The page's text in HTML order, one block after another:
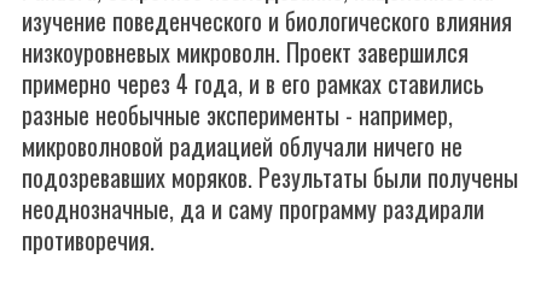
изучение поведенческого и биологического влияния
низкоуровневых микроволн. Проект завершился
примерно через 4 года, и в его рамках ставились
разные необычные эксперименты - например,
микроволновой радиацией облучали ничего не
подозревавших моряков. Результаты были получены
неоднозначные, да и саму программу раздирали
противоречия.